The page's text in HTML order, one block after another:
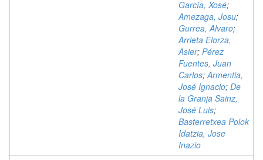
García, Xosé;
Amezaga, Josu;
Gurrea, Alvaro;
Arrieta Elorza,
Asier; Pérez
Fuentes, Juan
Carlos;Armentia,
José Ignacio; De
la Granja Sainz,
José Luis;
Basterretxea Polok
Idatzia, Jose
Inazio